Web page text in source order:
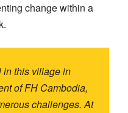
change within a
in this village in
of FH Cambodia,
challenges. At